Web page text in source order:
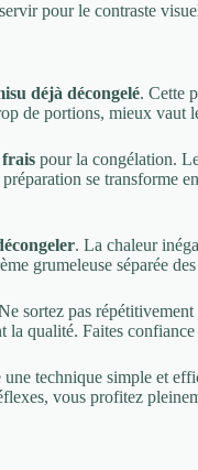
pour le contraste
déjà décongelé. Cette
de portions, mieux vaut
pour la congélation.
se transforme
. La chaleur
grumeleuse séparée
sortez pas
la qualité. Faites
technique simple et
vous profitez